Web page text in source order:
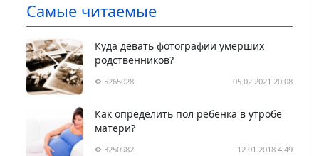
Самые читаемые
Куда девать фотографии умерших
родственников?
5265028 05.02.2021 20:08
Как определить пол ребенка в утробе
матери?
3250982 12.01.2018 4:49